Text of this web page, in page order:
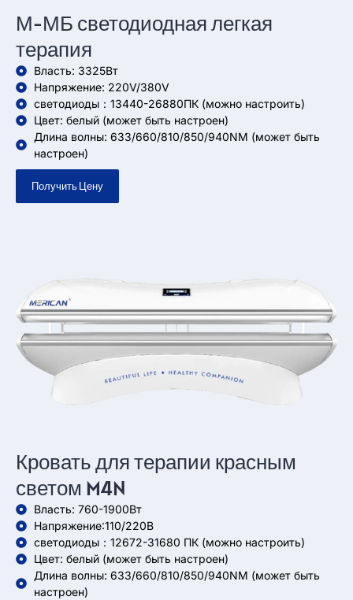
М-МБ светодиодная легкая
терапия
Власть: 3325Вт
Напряжение: 220V/380V
светодиоды：13440-26880ПК (можно настроить)
Цвет: белый (может быть настроен)
Длина волны: 633/660/810/850/940NM (может быть
настроен)
Получить Цену
Кровать для терапии красным
светом M4N
Власть: 760-1900Вт
Напряжение:110/220В
светодиоды：12672-31680 ПК (можно настроить)
Цвет: белый (может быть настроен)
Длина волны: 633/660/810/850/940NM (может быть
настроен)